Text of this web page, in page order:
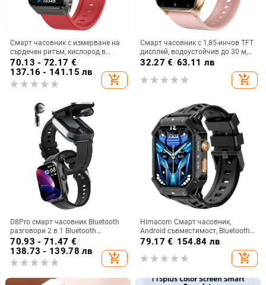
Смарт часовник с измерване на
сърдечен ритъм, кислород в
кръвта, кръвно налягане,
мониторинг на съня и крачкомер
(батерия 7–14 дни)
70.13 - 72.17 €/
137.16 - 141.15 лв
add_shopping_cart
Смарт часовник с 1,85-инчов TFT
дисплей, водоустойчив до 30 м,
мониторинг на сърдечния ритъм
и кръвното налягане и кислород
в кръвта, Bluetooth обаждания,
живот на батерията 7–14 дни
32.27 €/63.11 лв
add_shopping_cart
D8Pro смарт часовник Bluetooth
разговори 2 в 1 Bluetooth
слушалки 2"
70.93 - 71.47 €/
138.73 - 139.78 лв
add_shopping_cart
Himacom Смарт часовник,
Android съвместимост, Bluetooth
разговори, TFT дисплей,
водоустойчив
79.17 €/154.84 лв
add_shopping_cart